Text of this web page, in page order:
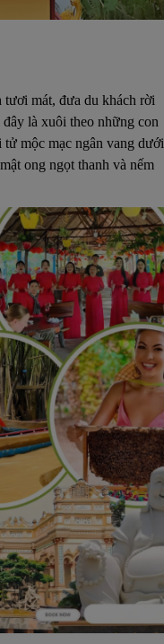
tươi mát, đưa du khách rời
là xuôi theo những con
mộc mạc ngân vang dưới
ong ngọt thanh và nếm